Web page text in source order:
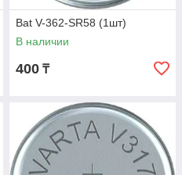
Bat V-362-SR58 (1шт)
В наличии
400 ₸